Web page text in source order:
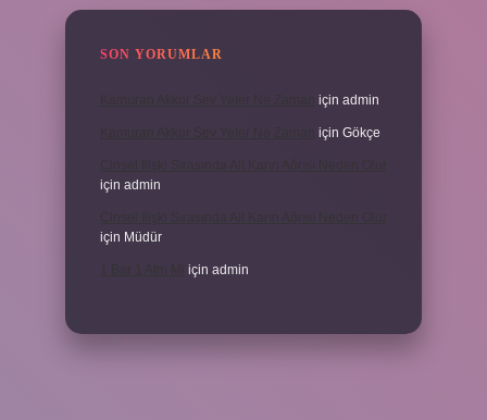
SON YORUMLAR
için admin
için Gökçe
için admin
için Müdür
için admin